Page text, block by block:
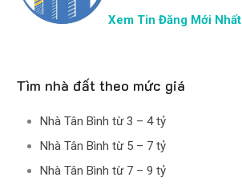
Xem Tin Đăng Mới Nhất
Tìm nhà đất theo mức giá
Nhà Tân Bình từ 3 – 4 tỷ
Nhà Tân Bình từ 5 – 7 tỷ
Nhà Tân Bình từ 7 – 9 tỷ